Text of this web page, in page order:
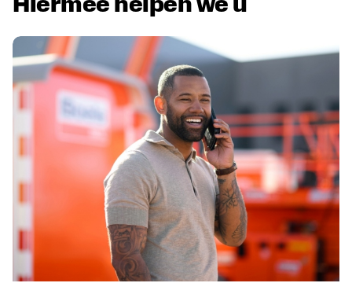
Hiermee helpen we u